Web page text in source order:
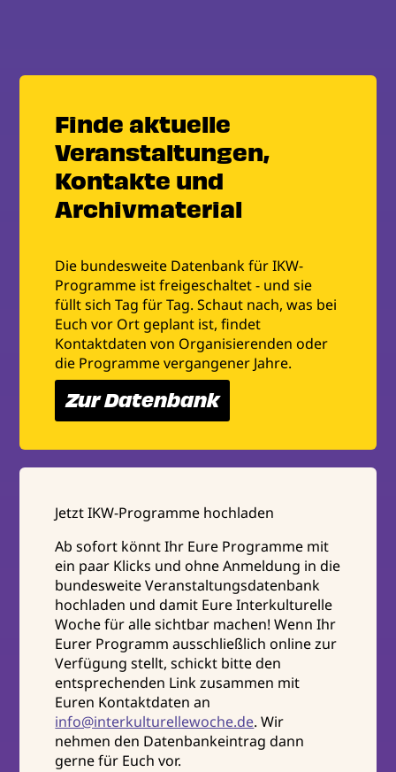
Finde aktuelle
Veranstaltungen,
Kontakte und
Archivmaterial
Die bundesweite Datenbank für IKW-
Programme ist freigeschaltet - und sie
füllt sich Tag für Tag. Schaut nach, was bei
Euch vor Ort geplant ist, findet
Kontaktdaten von Organisierenden oder
die Programme vergangener Jahre.
Zur Datenbank
Jetzt IKW-Programme hochladen
Ab sofort könnt Ihr Eure Programme mit
ein paar Klicks und ohne Anmeldung in die
bundesweite Veranstaltungsdatenbank
hochladen und damit Eure Interkulturelle
Woche für alle sichtbar machen! Wenn Ihr
Eurer Programm ausschließlich online zur
Verfügung stellt, schickt bitte den
entsprechenden Link zusammen mit
Euren Kontaktdaten an
info@interkulturellewoche.de. Wir
nehmen den Datenbankeintrag dann
gerne für Euch vor.